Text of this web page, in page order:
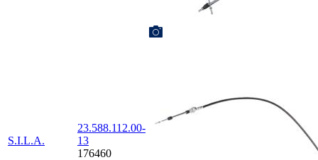
S.I.L.A.
23.588.112.00-
13
176460